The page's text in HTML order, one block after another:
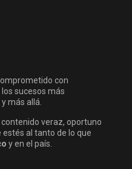
con
sucesos más
más allá.
veraz, oportuno
al tanto de lo que
y en el país.